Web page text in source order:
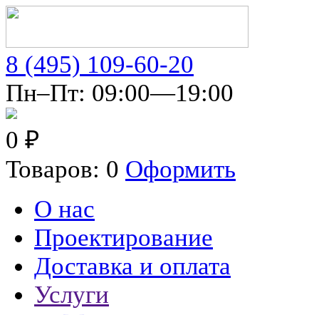
8 (495) 109-60-20
Пн–Пт: 09:00—19:00
0 ₽
Товаров: 0 Оформить
О нас
Проектирование
Доставка и оплата
Услуги